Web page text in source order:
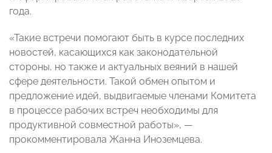
года.
«Такие встречи помогают быть в курсе последних
новостей, касающихся как законодательной
стороны, но также и актуальных веяний в нашей
сфере деятельности. Такой обмен опытом и
предложение идей, выдвигаемые членами Комитета
в процессе рабочих встреч необходимы для
продуктивной совместной работы», —
прокомментировала Жанна Иноземцева.